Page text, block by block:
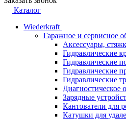
Каталог
Wiederkraft
Гаражное и сервисное
Аксессуары,
Гидравлические
Гидравлические
Гидравлические
Гидравлические
Диагностическое
Зарядные
Кантователи для
Катушки для